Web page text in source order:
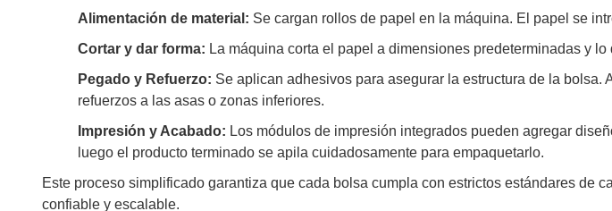
Alimentación de material: Se cargan rollos de papel en la máquina. El papel se
Cortar y dar forma: La máquina corta el papel a dimensiones predeterminadas y
Pegado y Refuerzo: Se aplican adhesivos para asegurar la estructura de la bolsa.
refuerzos a las asas o zonas inferiores.
Impresión y Acabado: Los módulos de impresión integrados pueden agregar
luego el producto terminado se apila cuidadosamente para empaquetarlo.
Este proceso simplificado garantiza que cada bolsa cumpla con estrictos estándares de
confiable y escalable.